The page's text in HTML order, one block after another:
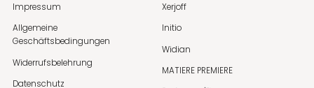
Impressum
Allgemeine
Geschäftsbedingungen
Widerrufsbelehrung
Datenschutz
Xerjoff
Initio
Widian
MATIERE PREMIERE